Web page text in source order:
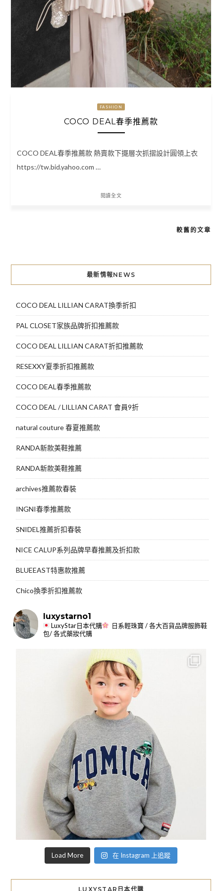
FASHION
COCO DEAL春季推薦款
COCO DEAL春季推薦款 熱賣款下擺層次抓摺設計圓領上衣
https://tw.bid.yahoo.com …
閱讀全文
導
覽
較舊的文章
最新情報NEWS
COCO DEAL LILLIAN CARAT換季折扣
PAL CLOSET家族品牌折扣推薦款
COCO DEAL LILLIAN CARAT折扣推薦款
RESEXXY夏季折扣推薦款
COCO DEAL春季推薦款
COCO DEAL / LILLIAN CARAT 會員9折
natural couture 春夏推薦款
RANDA新款美鞋推薦
RANDA新款美鞋推薦
archives推薦款春裝
INGNI春季推薦款
SNIDEL推薦折扣春裝
NICE CALUP系列品牌早春推薦及折扣款
BLUEEAST特惠款推薦
Chico換季折扣推薦款
luxystarno1
LuxyStar日本代購
日系輕珠寶 / 各大百貨品牌服飾鞋
包/ 各式藥妝代購
Load More 在 Instagram 上追蹤
LUXYSTAR日本代購